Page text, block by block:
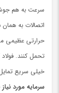
سرعت به هم
اتصالات به
حرارتی عظیمی
تحمل کنند.
خیلی سریع
سرمایه مورد نیاز